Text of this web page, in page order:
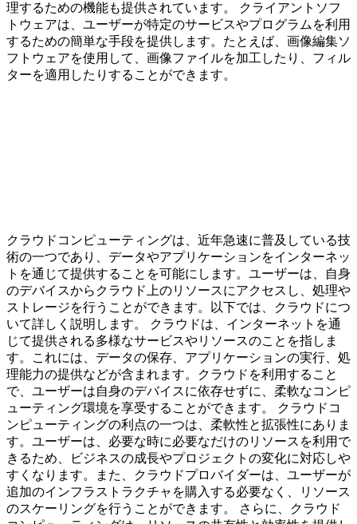
理するための機能も提供されています。 クライアントソフ
トウェアは、ユーザーが特定のサービスやプログラムを利用
するための簡単な手段を提供します。たとえば、画像編集ソ
フトウェアを使用して、画像ファイルを加工したり、フィル
ターを適用したりすることができます。
クラウドコンピューティングは、近年急速に普及している技
術の一つであり、データやアプリケーションをインターネッ
トを通じて提供することを可能にします。ユーザーは、自身
のデバイスからクラウド上のリソースにアクセスし、処理や
ストレージを行うことができます。以下では、クラウドにつ
いて詳しく説明します。 クラウドは、インターネットを通
じて提供される多様なサービスやリソースのことを指しま
す。これには、データの保存、アプリケーションの実行、処
理能力の提供などが含まれます。クラウドを利用すること
で、ユーザーは自身のデバイスに依存せずに、柔軟なコンピ
ューティング環境を享受することができます。 クラウドコ
ンピューティングの利点の一つは、柔軟性と拡張性にありま
す。ユーザーは、必要な時に必要なだけのリソースを利用で
きるため、ビジネスの成長やプロジェクトの変化に対応しや
すくなります。また、クラウドプロバイダーは、ユーザーが
追加のインフラストラクチャを購入する必要なく、リソース
のスケーリングを行うことができます。 さらに、クラウド